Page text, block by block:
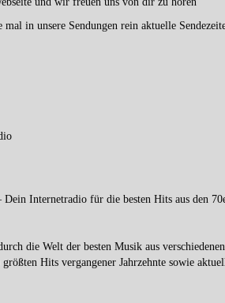
in unsere Sendungen rein aktuelle
Internetradio für die besten Hits aus den
die Welt der besten Musik aus
Hits vergangener Jahrzehnte sowie